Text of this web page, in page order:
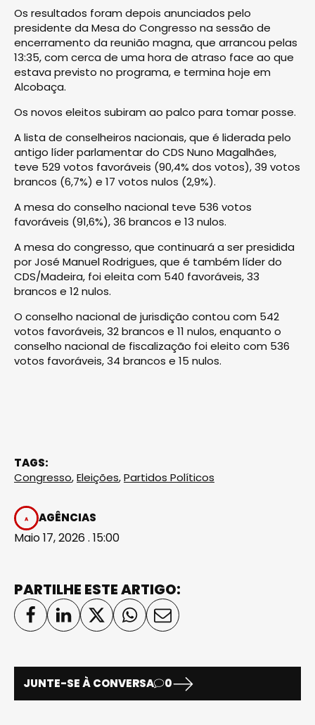
Os resultados foram depois anunciados pelo
presidente da Mesa do Congresso na sessão de
encerramento da reunião magna, que arrancou pelas
13:35, com cerca de uma hora de atraso face ao que
estava previsto no programa, e termina hoje em
Alcobaça.
Os novos eleitos subiram ao palco para tomar posse.
A lista de conselheiros nacionais, que é liderada pelo
antigo líder parlamentar do CDS Nuno Magalhães,
teve 529 votos favoráveis (90,4% dos votos), 39 votos
brancos (6,7%) e 17 votos nulos (2,9%).
A mesa do conselho nacional teve 536 votos
favoráveis (91,6%), 36 brancos e 13 nulos.
A mesa do congresso, que continuará a ser presidida
por José Manuel Rodrigues, que é também líder do
CDS/Madeira, foi eleita com 540 favoráveis, 33
brancos e 12 nulos.
O conselho nacional de jurisdição contou com 542
votos favoráveis, 32 brancos e 11 nulos, enquanto o
conselho nacional de fiscalização foi eleito com 536
votos favoráveis, 34 brancos e 15 nulos.
TAGS:
Congresso,Eleições,Partidos Políticos
AGÊNCIAS
Maio 17, 2026 . 15:00
PARTILHE ESTE ARTIGO:
JUNTE-SE À CONVERSA 0